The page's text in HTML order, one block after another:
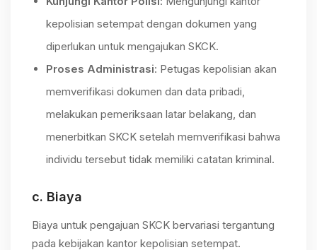
kepolisian setempat dengan dokumen yang
diperlukan untuk mengajukan SKCK.
Proses Administrasi: Petugas kepolisian akan
memverifikasi dokumen dan data pribadi,
melakukan pemeriksaan latar belakang, dan
menerbitkan SKCK setelah memverifikasi bahwa
individu tersebut tidak memiliki catatan kriminal.
c. Biaya
Biaya untuk pengajuan SKCK bervariasi tergantung
pada kebijakan kantor kepolisian setempat.